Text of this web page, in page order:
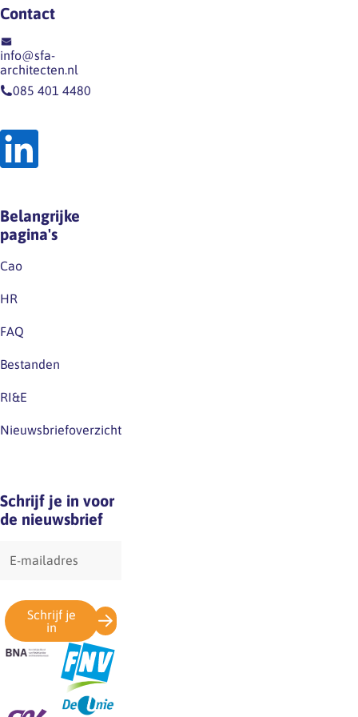
Contact
info@sfa-
architecten.nl
085 401 4480
Belangrijke
pagina's
Cao
HR
FAQ
Bestanden
RI&E
Nieuwsbriefoverzicht
Schrijf je in voor
de nieuwsbrief
mailadres
Schrijf je
in